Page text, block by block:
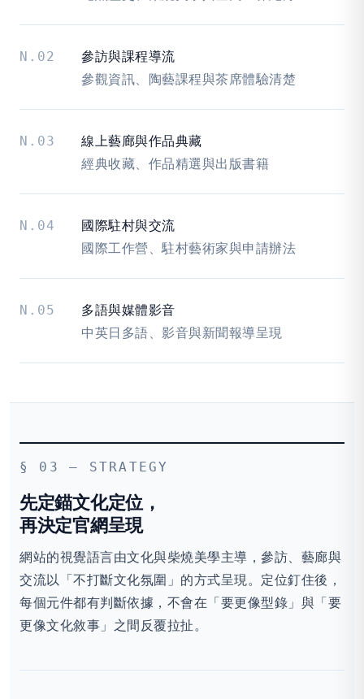
N.02
參訪與課程導流
參觀資訊、陶藝課程與茶席體驗清楚
N.03
線上藝廊與作品典藏
經典收藏、作品精選與出版書籍
N.04
國際駐村與交流
國際工作營、駐村藝術家與申請辦法
N.05
多語與媒體影音
中英日多語、影音與新聞報導呈現
§ 03 — STRATEGY
先定錨文化定位，
再決定官網呈現
網站的視覺語言由文化與柴燒美學主導，參訪、藝廊與
交流以「不打斷文化氛圍」的方式呈現。定位釘住後，
每個元件都有判斷依據，不會在「要更像型錄」與「要
更像文化敘事」之間反覆拉扯。